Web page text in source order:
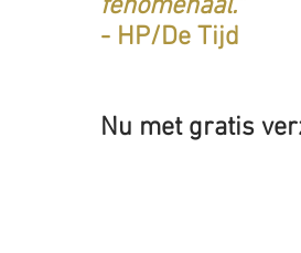
fenomenaal."
- HP/De Tijd
Nu met gratis